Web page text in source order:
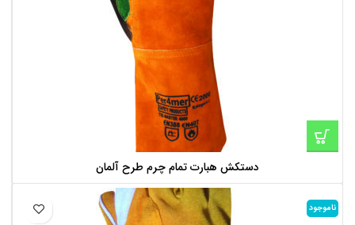
دستکش هبارت تمام چرم طرح آلمان
ناموجود